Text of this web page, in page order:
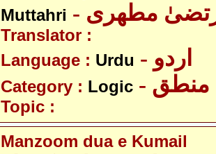
Muttahri
مطھری
Translator :
Language : Urdu - اردو
Category : Logic - منطق
Topic :
Manzoom dua e Kumail